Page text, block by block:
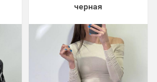
черная